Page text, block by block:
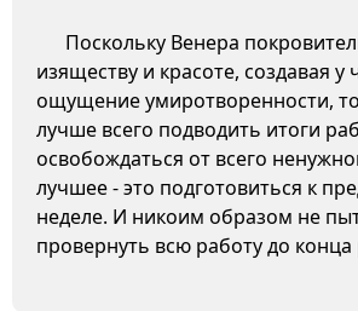
Поскольку Венера
изяществу и красоте, создавая у
ощущение умиротворенности,
лучше всего подводить итоги
освобождаться от всего
лучшее - это подготовиться к
неделе. И никоим образом не
провернуть всю работу до конца